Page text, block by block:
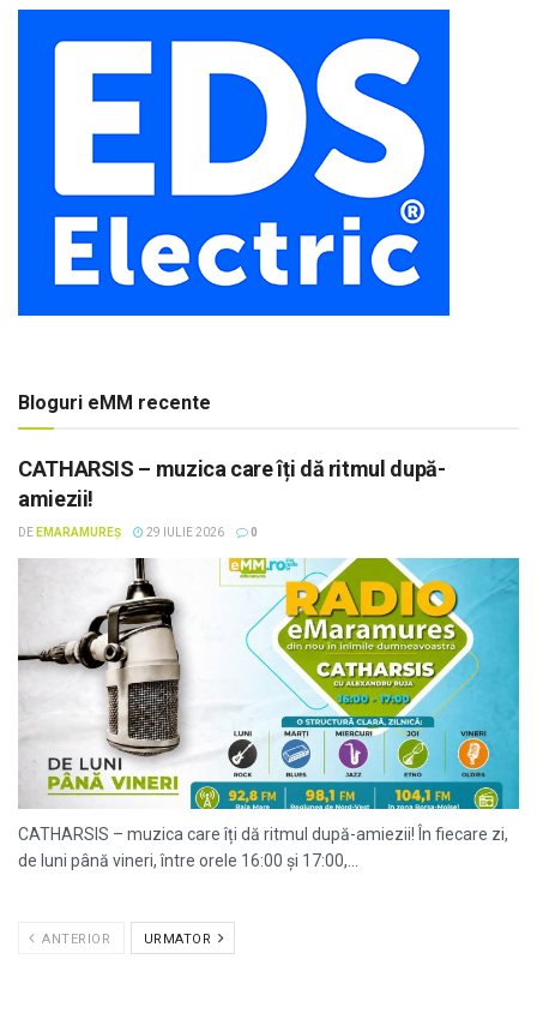
Bloguri eMM recente
CATHARSIS – muzica care îți dă ritmul după-
amiezii!
DE EMARAMUREȘ 29 IULIE 2026 0
CATHARSIS – muzica care îți dă ritmul după-amiezii! În fiecare zi,
de luni până vineri, între orele 16:00 și 17:00,...
ANTERIOR URMATOR